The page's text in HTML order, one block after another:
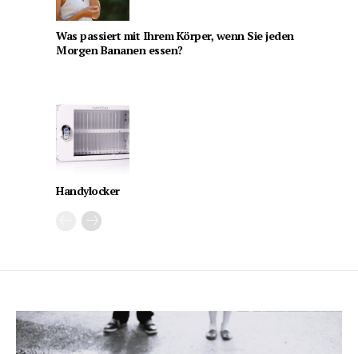
Was passiert mit Ihrem Körper, wenn Sie jeden
Morgen Bananen essen?
Handylocker